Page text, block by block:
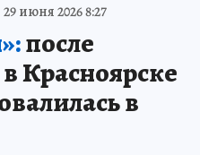
29 июня 2026 8:27
после
Красноярске
в